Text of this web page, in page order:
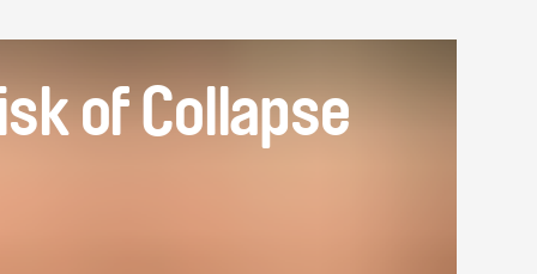
of Collapse